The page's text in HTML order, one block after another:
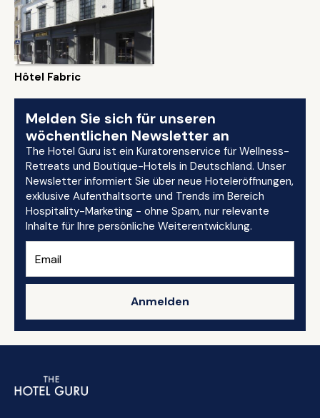
Hôtel Fabric
Melden Sie sich für unseren
wöchentlichen Newsletter an
The Hotel Guru ist ein Kuratorenservice für Wellness-
Retreats und Boutique-Hotels in Deutschland. Unser
Newsletter informiert Sie über neue Hoteleröffnungen,
exklusive Aufenthaltsorte und Trends im Bereich
Hospitality-Marketing - ohne Spam, nur relevante
Inhalte für Ihre persönliche Weiterentwicklung.
Anmelden